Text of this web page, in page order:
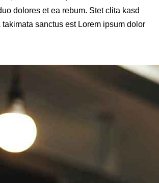
dolores et ea rebum. Stet clita kasd
sanctus est Lorem ipsum dolor